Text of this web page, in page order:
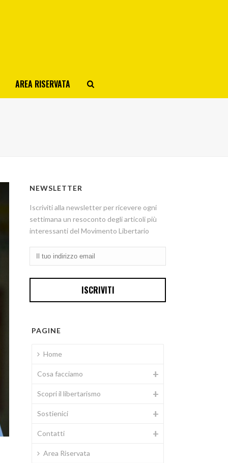
AREA RISERVATA
NEWSLETTER
Iscriviti alla newsletter per ricevere ogni
settimana un resoconto degli articoli più
interessanti del Movimento Libertario
PAGINE
Home
Cosa facciamo
Scopri il libertarismo
Sostienici
Contatti
Area Riservata